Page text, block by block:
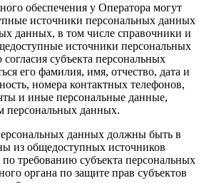
обеспечения у Оператора могут
источники персональных данных
данных, в том числе справочники и
источники персональных
субъекта персональных
его фамилия, имя, отчество, дата и
номера контактных телефонов,
и иные персональные данные,
персональных данных.
данных должны быть в
из общедоступных источников
требованию субъекта персональных
органа по защите прав субъектов